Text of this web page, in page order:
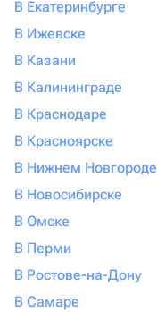
В Екатеринбурге
В Ижевске
В Казани
В Калининграде
В Краснодаре
В Красноярске
В Нижнем Новгороде
В Новосибирске
В Омске
В Перми
В Ростове-на-Дону
В Самаре